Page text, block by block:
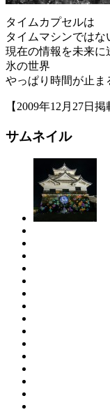
タイムカプセルは
タイムマシンではな
現在の情報を未来に
氷の世界
やっぱり時間が止ま
【2009年12月27日掲
サムネイル